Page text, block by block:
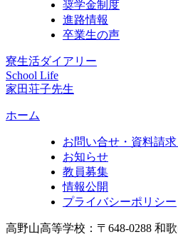
奨学金制度
進路情報
卒業生の声
寮生活ダイアリー
School Life
家田荘子先生
ホーム
お問い合せ・資料請
お知らせ
教員募集
情報公開
プライバシーポリシー
高野山高等学校：〒648-0288 和